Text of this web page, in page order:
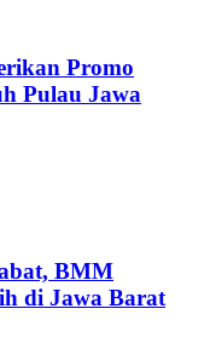
Promo
Pulau Jawa
BMM
di Jawa Barat